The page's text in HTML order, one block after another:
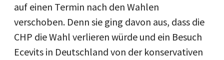
auf einen Termin nach den Wahlen
verschoben. Denn sie ging davon aus, dass die
CHP die Wahl verlieren würde und ein Besuch
Ecevits in Deutschland von der konservativen